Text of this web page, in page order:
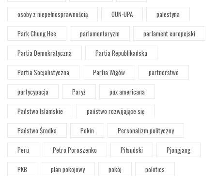
osoby z niepełnosprawnością
OUN-UPA
palestyna
Park Chung Hee
parlamentaryzm
parlament europejski
Partia Demokratyczna
Partia Republikańska
Partia Socjalistyczna
Partia Wigów
partnerstwo
partycypacja
Paryż
pax americana
Państwo Islamskie
państwo rozwijające się
Państwo Środka
Pekin
Personalizm polityczny
Peru
Petro Poroszenko Piłsudski
Pjongjang
PKB
plan pokojowy pokój
poliitics